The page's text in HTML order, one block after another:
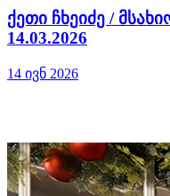
ქეთი ჩხეიძე /
14.03.2026
14 ივნ 2026